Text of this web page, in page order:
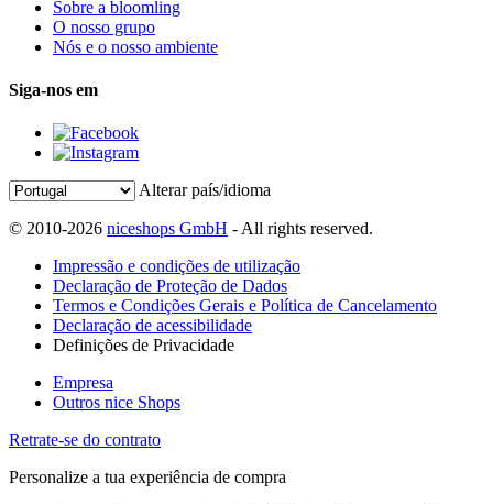
Sobre a bloomling
O nosso grupo
Nós e o nosso ambiente
Siga-nos em
Alterar país/idioma
© 2010-2026 niceshops GmbH - All rights reserved.
Impressão e condições de utilização
Declaração de Proteção de Dados
Termos e Condições Gerais e Política de Cancelamento
Declaração de acessibilidade
Definições de Privacidade
Empresa
Outros nice Shops
Retrate-se do contrato
Personalize a tua experiência de compra